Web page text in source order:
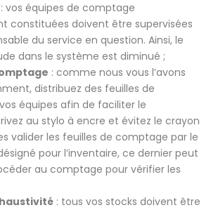
: vos équipes de comptage
constituées doivent être supervisées
du service en question. Ainsi, le
dans le système est diminué ;
: comme nous vous l’avons
distribuez des feuilles de
équipes afin de faciliter le
au stylo à encre et évitez le crayon
valider les feuilles de comptage par le
pour l’inventaire, ce dernier peut
au comptage pour vérifier les
: tous vos stocks doivent être